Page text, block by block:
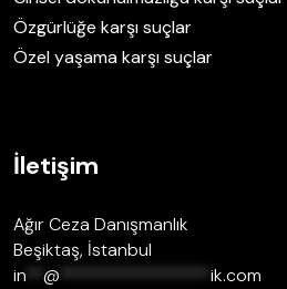
Özgürlüğe karşı suçlar
Özel yaşama karşı suçlar
İletişim
Ağır Ceza Danışmanlık
Beşiktaş, İstanbul
in
@ ***************** ik.com